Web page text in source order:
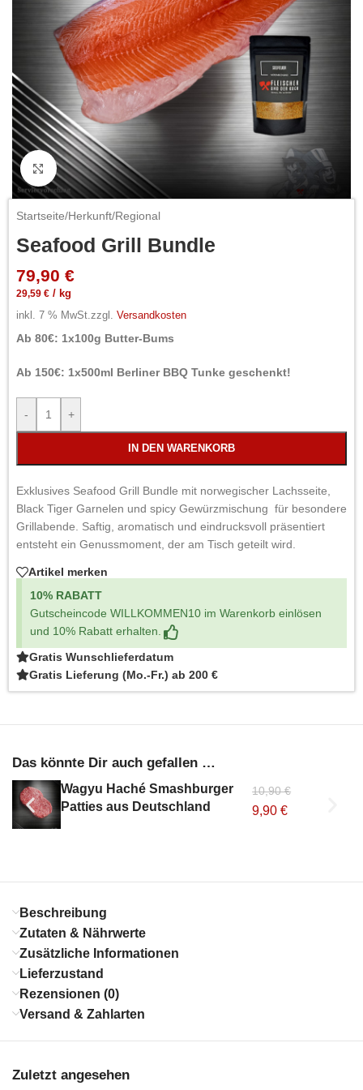
Click to enlarge
Startseite/Herkunft/Regional
Seafood Grill Bundle
79,90 €
29,59 € / kg
inkl. 7 % MwSt.zzgl. Versandkosten
Ab 80€: 1x100g Butter-Bums
Ab 150€: 1x500ml Berliner BBQ Tunke geschenkt!
- +
IN DEN WARENKORB
Exklusives Seafood Grill Bundle mit norwegischer Lachsseite,
Black Tiger Garnelen und spicy Gewürzmischung für besondere
Grillabende. Saftig, aromatisch und eindrucksvoll präsentiert
entsteht ein Genussmoment, der am Tisch geteilt wird.
Artikel merken
10% RABATT
Gutscheincode WILLKOMMEN10 im Warenkorb einlösen
und 10% Rabatt erhalten.
Gratis Wunschlieferdatum
Gratis Lieferung (Mo.-Fr.) ab 200 €
Das könnte Dir auch gefallen …
Wagyu Haché Smashburger
Patties aus Deutschland
10,90€
9,90€
Beschreibung
Zutaten & Nährwerte
Zusätzliche Informationen
Lieferzustand
Rezensionen (0)
Versand & Zahlarten
Zuletzt angesehen